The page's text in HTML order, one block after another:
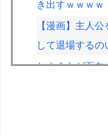
き出すｗｗｗｗ
【漫画】主人
して退場する
おまえらが面白